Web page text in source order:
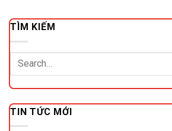
TÌM KIẾM
TIN TỨC MỚI